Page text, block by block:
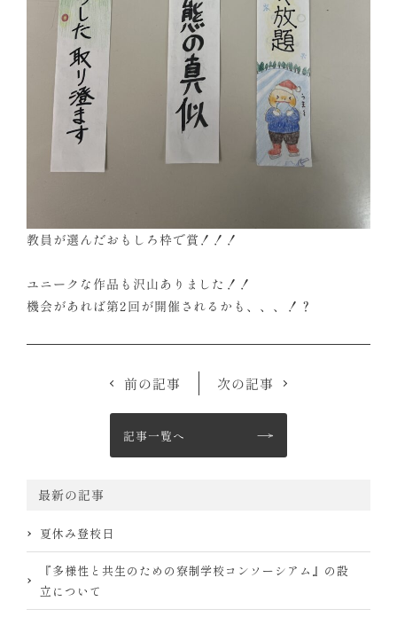
最新の記事
夏休み登校日
『多様性と共生のための寮制学校コンソーシアム』の設
立について
教員が選んだおもしろ枠で賞！！！
ユニークな作品も沢山ありました！！
機会があれば第2回が開催されるかも、、、！？
記事一覧へ
前の記事 次の記事